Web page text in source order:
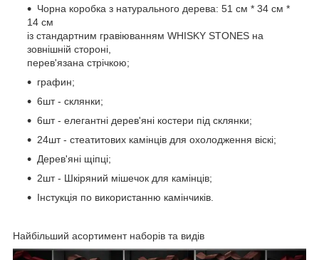
Чорна коробка з натурального дерева: 51 см * 34 см *
14 см
із стандартним гравіюванням WHISKY STONES на
зовнішній стороні,
перев'язана стрічкою;
графин;
6шт - склянки;
6шт - елегантні дерев'яні костери під склянки;
24шт - стеатитових камінців для охолодження віскі;
Дерев'яні щіпці;
2шт - Шкіряний мішечок для камінців;
Інстукція по використанню камінчиків.
Найбільший асортимент наборів та видів